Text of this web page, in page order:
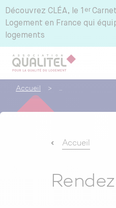
Découvrez CLÉA, le 1 er
Logement en France qui
logements
Accueil >
Accueil